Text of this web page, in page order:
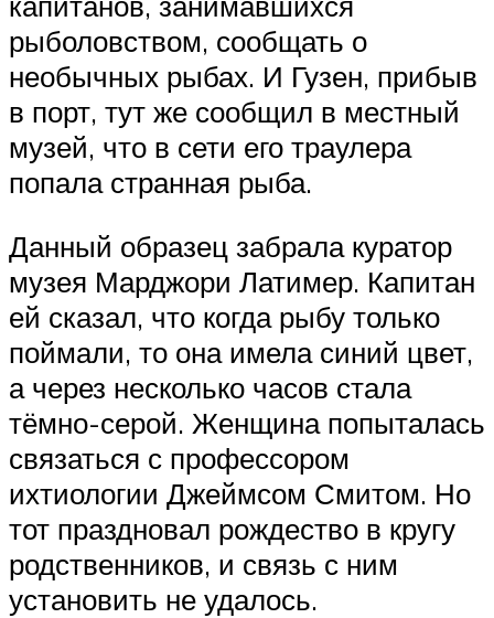
рыболовством, сообщать о
необычных рыбах. И Гузен, прибыв
в порт, тут же сообщил в местный
музей, что в сети его траулера
попала странная рыба.
Данный образец забрала куратор
музея Марджори Латимер. Капитан
ей сказал, что когда рыбу только
поймали, то она имела синий цвет,
а через несколько часов стала
тёмно-серой. Женщина попыталась
связаться с профессором
ихтиологии Джеймсом Смитом. Но
тот праздновал рождество в кругу
родственников, и связь с ним
установить не удалось.